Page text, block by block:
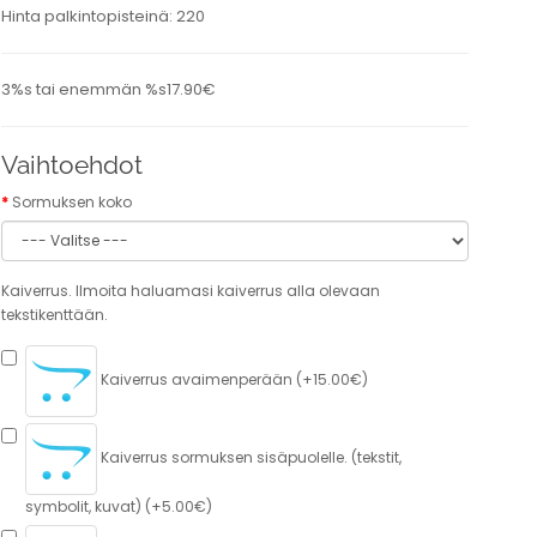
Hinta palkintopisteinä: 220
3%s tai enemmän %s17.90€
Vaihtoehdot
Sormuksen koko
Kaiverrus. Ilmoita haluamasi kaiverrus alla olevaan
tekstikenttään.
Kaiverrus avaimenperään (+15.00€)
Kaiverrus sormuksen sisäpuolelle. (tekstit,
symbolit, kuvat) (+5.00€)